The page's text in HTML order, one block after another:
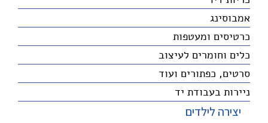
אמבוסינג
כרטיסים ומעטפות
כלים וחומרים לעיצוב
סרטים, כפתורים ועוד
ניירות בעבודת יד
יצירה לילדים